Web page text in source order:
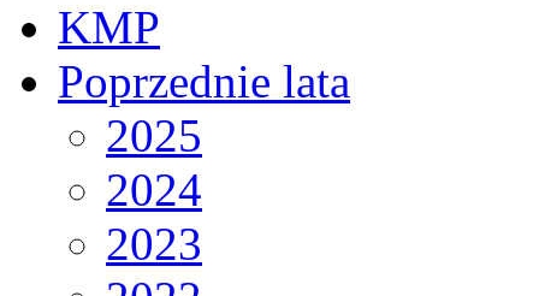
KMP
Poprzednie lata
2025
2024
2023